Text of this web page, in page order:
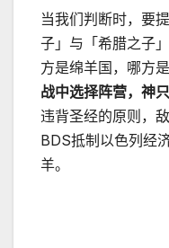
当我们判断时，要
子」与「希腊之子
方是绵羊国，哪方是
战中选择阵营，神
违背圣经的原则，
BDS抵制以色列经
羊。